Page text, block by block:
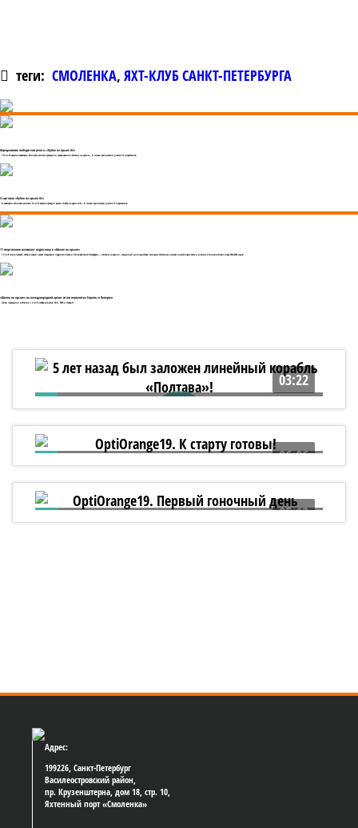
теги: СМОЛЕНКА, ЯХТ-КЛУБ САНКТ-ПЕТЕРБУРГА
Определились победители регаты «Кубок на крыле #2»
С 12 по 15 августа в акватории Финского залива проходили соревнования «Школы на крыле». В гонках принимали участие 11 спортсменов.
Стартовал «Кубок на крыле #2»
В акватории Финского залива с 12 по 15 августа проходит регата «Кубок на крыле #2». В гонках принимают участие 11 спортсменов.
11 спортсменов начинают подготовку в «Школе на крыле»
С 2 по 8 июня прошёл отбор в новый проект Академии парусного спорта и Яхт-клуба Санкт-Петербурга — «Школу на крыле», созданный для подготовки молодых яхтсменов к гонкам на фойловых яхтах и участию в Олимпийских играх 2032–2036 годов.
«Школа на крыле» на международной арене: итоги первенства Европы в Палермо
Гонки проходили в Италии с 6 по 9 ноября в классах: 49-й, 49FX и Накра-17.
03:22
5 лет назад был заложен линейный
корабль «Полтава»!
06:06
OptiOrange19. К старту готовы!
05:13
OptiOrange19. Первый гоночный день
Адрес:
199226, Санкт-Петербург
Василеостровский район,
пр. Крузенштерна, дом 18, стр. 10,
Яхтенный порт «Смоленка»